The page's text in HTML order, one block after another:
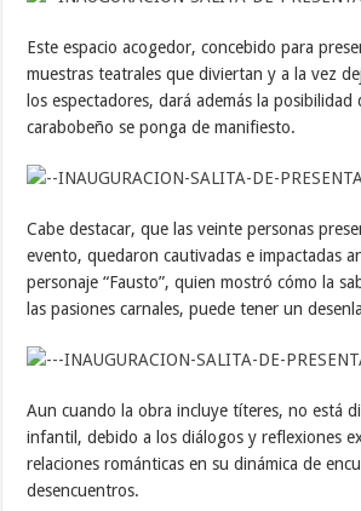
Este espacio acogedor, concebido para
muestras teatrales que diviertan y a la vez
los espectadores, dará además la posibilidad
carabobeño se ponga de manifiesto.
Cabe destacar, que las veinte personas
evento, quedaron cautivadas e impactadas
personaje “Fausto”, quien mostró cómo la
las pasiones carnales, puede tener un
Aun cuando la obra incluye títeres, no está
infantil, debido a los diálogos y reflexiones
relaciones románticas en su dinámica de
desencuentros.